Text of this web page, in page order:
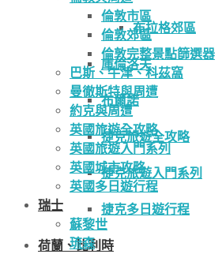
布拉格郊區
庫倫洛夫
布爾諾
捷克旅遊全攻略
捷克旅遊入門系列
捷克多日遊行程
荷蘭、比利時
倫敦市區
倫敦郊區
倫敦完整景點篩選器
巴斯、牛津、科茲窩
曼徹斯特與周遭
約克與周遭
英國旅遊全攻略
英國旅遊入門系列
英國城市攻略
英國多日遊行程
瑞士
蘇黎世
琉森